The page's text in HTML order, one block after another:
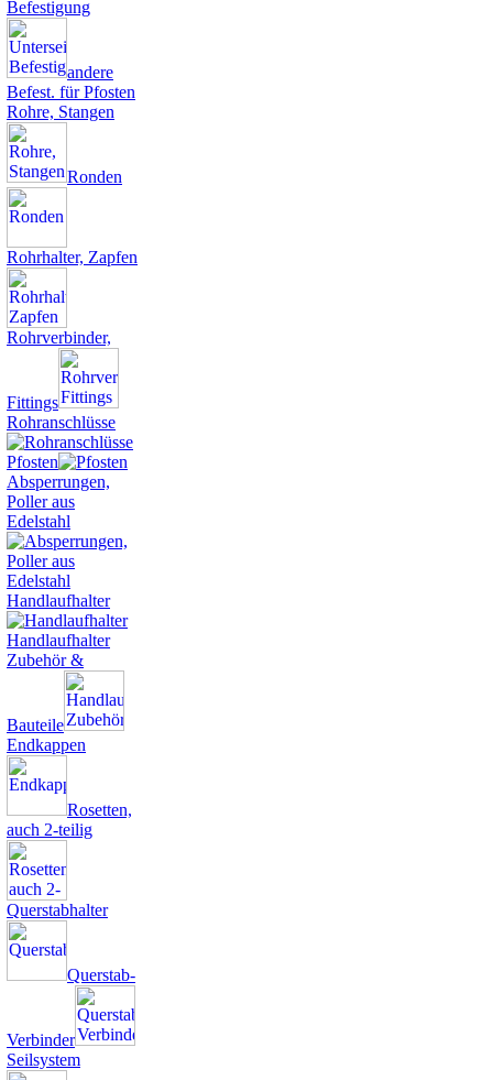
Befestigung
andere
Befest. für Pfosten
Rohre, Stangen
Ronden
Rohrhalter, Zapfen
Rohrverbinder,
Fittings
Rohranschlüsse
Pfosten
Absperrungen,
Poller aus
Edelstahl
Handlaufhalter
Handlaufhalter
Zubehör &
Bauteile
Endkappen
Rosetten,
auch 2-teilig
Querstabhalter
Querstab-
Verbinder
Seilsystem